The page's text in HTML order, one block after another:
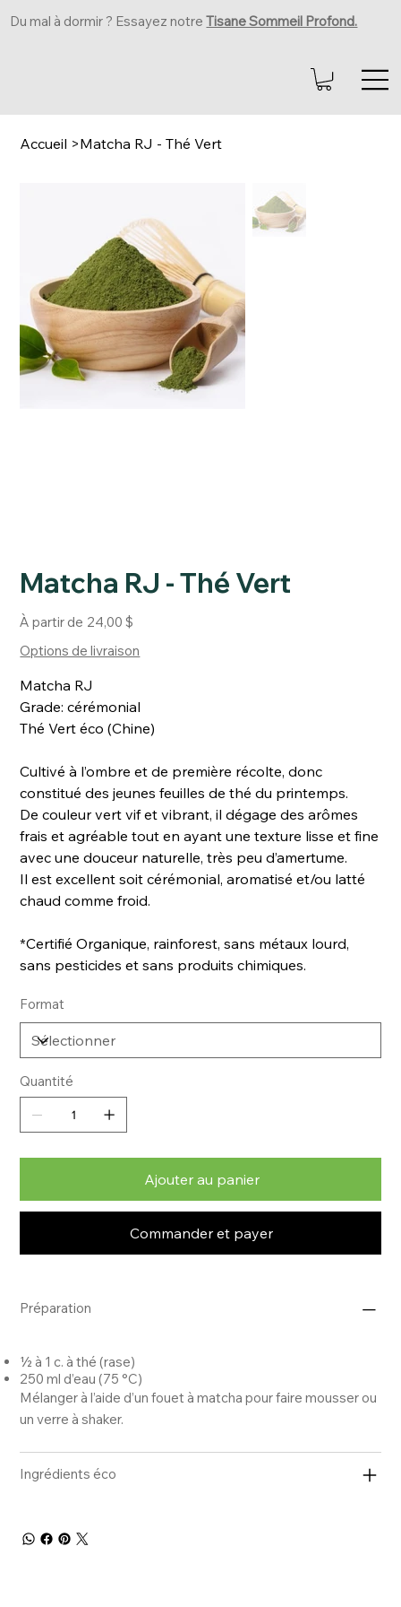
Du mal à dormir ? Essayez notreTisane Sommeil Profond.
Accueil >Matcha RJ - Thé Vert
Matcha RJ - Thé Vert
À partir de Prix
24,00 $
Options de livraison
Matcha RJ
Grade: cérémonial
Thé Vert éco (Chine)
Cultivéà l’ombre et de première récolte, donc
constitué des jeunes feuilles de thé du printemps.
De couleur vert vif et vibrant, il dégage des arômes
frais et agréable tout en ayant une texture lisse et fine
avec une douceur naturelle, très peu d’amertume.
Il est excellent soit cérémonial, aromatisé et/ou latté
chaud comme froid.
*Certifié Organique, rainforest, sans métaux lourd,
sans pesticides et sans produits chimiques.
Format
Quantité
Ajouter au panier
Commander et payer
Préparation
½ à 1 c. à thé (rase)
250 ml d’eau (75 °C)
Mélanger à l’aide d’un fouet à matcha pour faire mousser ou
un verre à shaker.
Ingrédients éco